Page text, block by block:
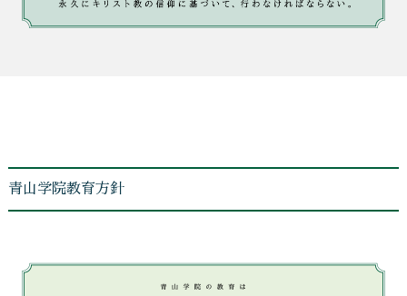
青山学院教育方針